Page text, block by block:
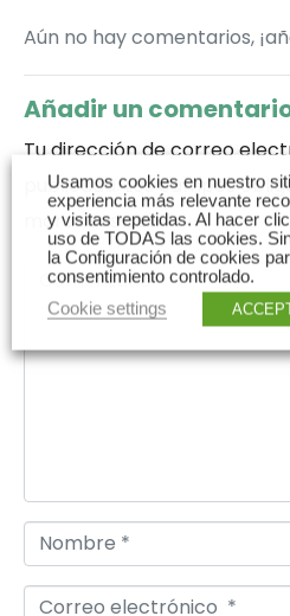
Aún no hay comentarios,
Añadir un
Tu dirección de correo
publicada.Los campos
marcados con*
m
r
i
o
o
m
Usamos cookies en nuestro
experiencia más relevante
y visitas repetidas. Al hacer
uso de TODAS las cookies.
la Configuración de cookies
consentimiento controlado.
Cookie settings